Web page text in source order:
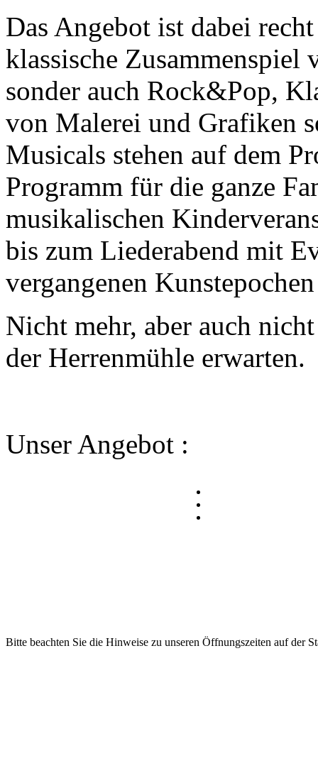
Das Angebot ist dabei
klassische Zusammenspiel
sonder auch Rock&Pop,
von Malerei und Grafiken
Musicals stehen auf dem
Programm für die ganze
musikalischen
bis zum Liederabend mit
vergangenen
Nicht mehr, aber auch
der Herrenmühle erwarten.
Unser Angebot :
Bitte beachten Sie die Hinweise zu unseren Öffnungszeiten auf der